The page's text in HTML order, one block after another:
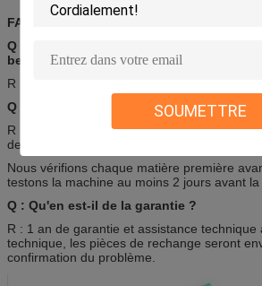
SOUMETTRE
FAQ :
Q : La taille du réservoir peut-elle être
besoins ?
R : Bien sûr, c'est possible. Les OEM/ODM
Q : Qu'en est-il de la qualité ?
R : Nos ingénieurs ont plus de 10 ans
des ultrasons.
Nous vérifions chaque matière première
testons la machine au moins 2 jours avant la
Q : Qu'en est-il de la garantie ?
R : 1 an de garantie et assistance technique
technique, les pièces de rechange seront
confirmation du problème.